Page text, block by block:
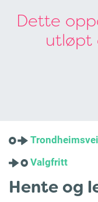
Dette
utløpt
Valgfritt
Hente og